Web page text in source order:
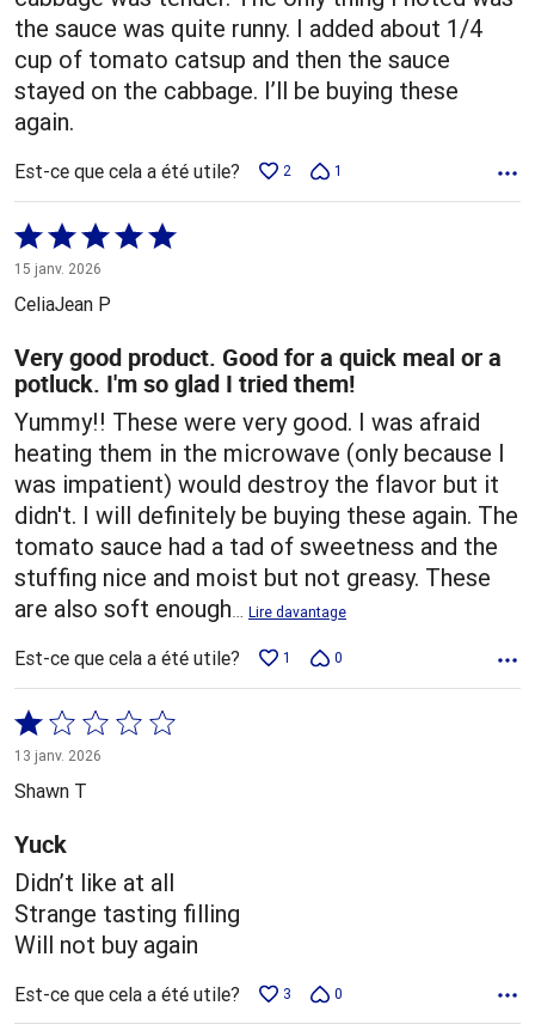
the sauce was quite runny. I added about 1/4
cup of tomato catsup and then the sauce
stayed on the cabbage. I’ll be buying these
again.
Est-ce que cela a été utile? 2 1
Coté
5 sur
5
15 janv. 2026
CeliaJean P
Very good product. Good for a quick meal or a
potluck. I'm so glad I tried them!
Yummy!! These were very good. I was afraid
heating them in the microwave (only because I
was impatient) would destroy the flavor but it
didn't. I will definitely be buying these again. The
tomato sauce had a tad of sweetness and the
stuffing nice and moist but not greasy. These
are also soft enough… Lire davantage
Est-ce que cela a été utile? 1 0
Coté
1 sur
5
13 janv. 2026
Shawn T
Yuck
Didn’t like at all
Strange tasting filling
Will not buy again
Est-ce que cela a été utile? 3 0